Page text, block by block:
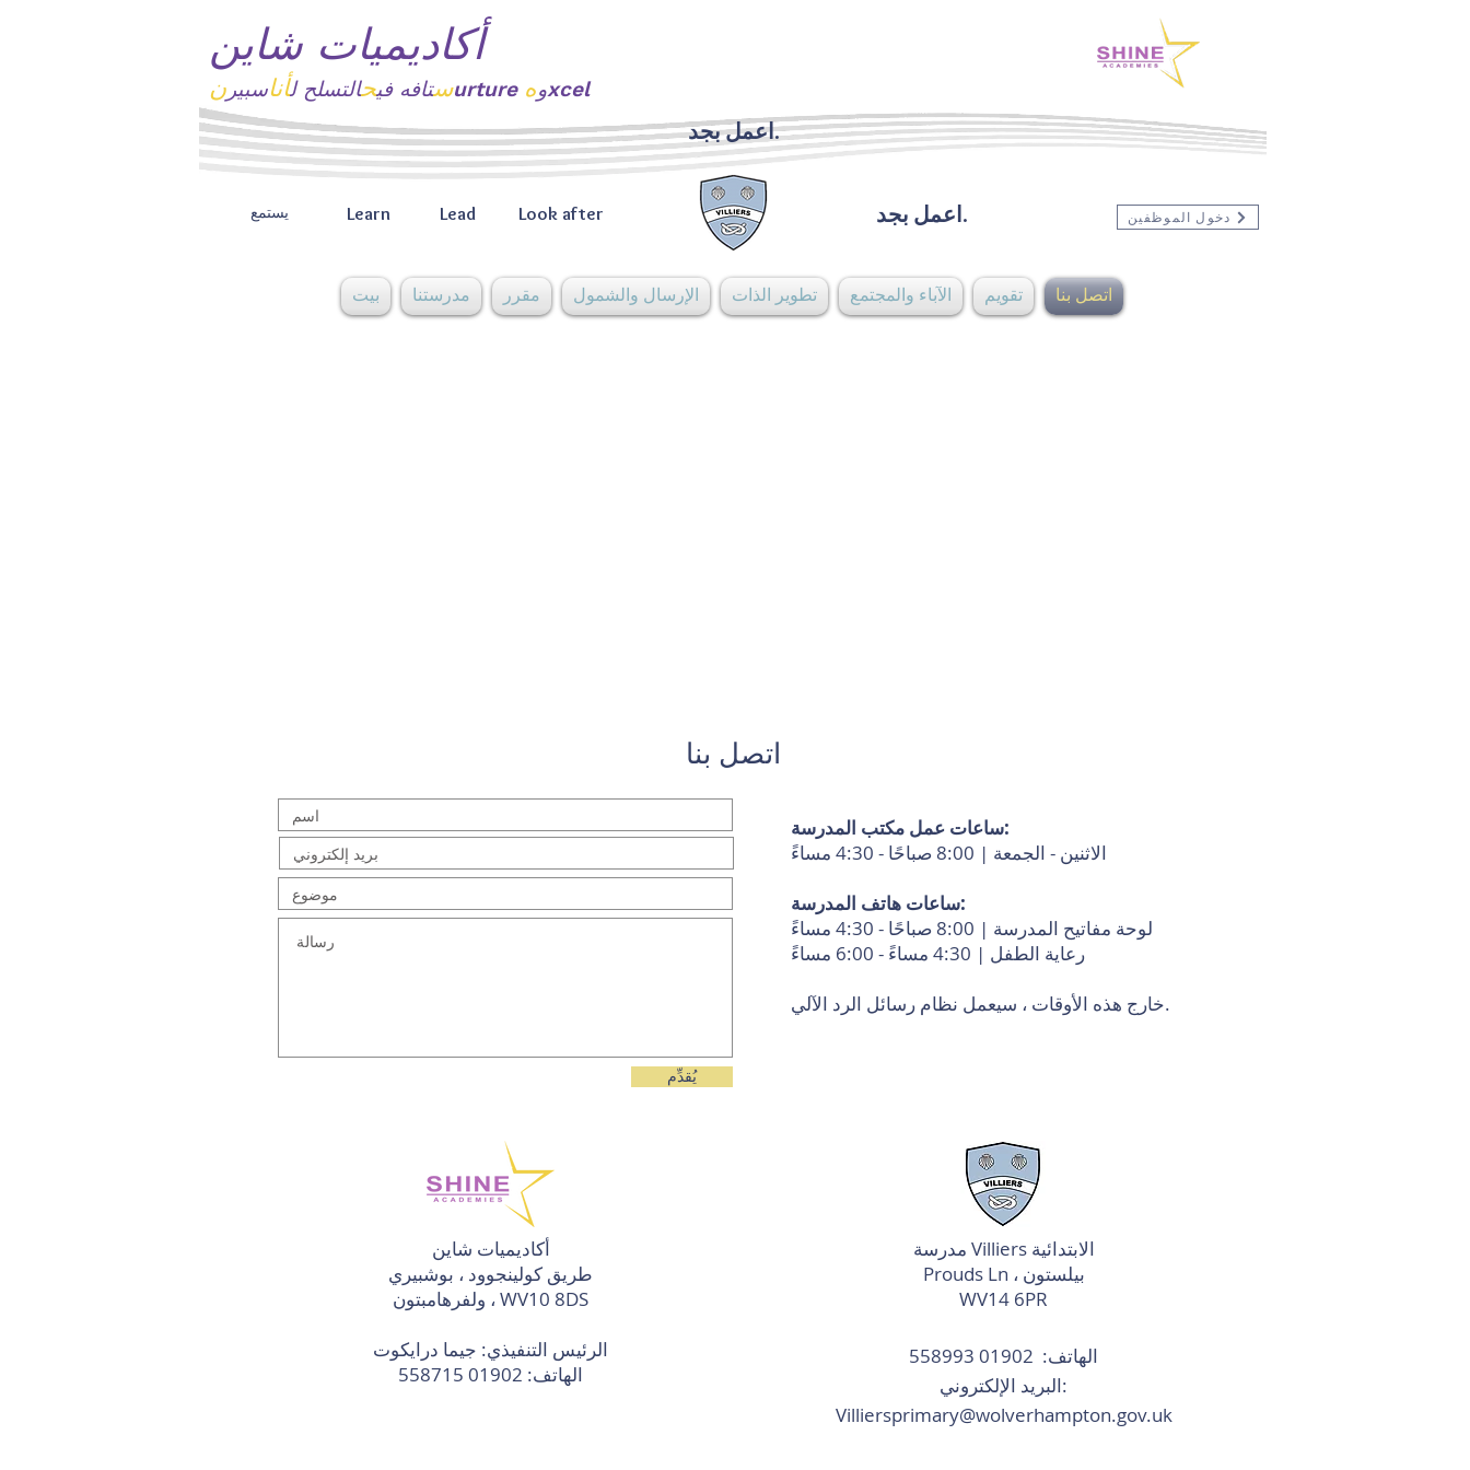
أكاديميات شاين
ستافه فيحالتسلح لأناسبير ن urture وه xcel
يستمع اعمل بجد. Learn Lead Look after دخول الموظفين
اعمل بجد.
بيت مدرستنا مقرر الإرسال والشمول تطوير الذات الآباء والمجتمع تقويم اتصل بنا
اتصل بنا
يُقدِّم
أكاديميات شاين
طريق كولينجوود ، بوشبيري
ولفرهامبتون ، WV10 8DS
الرئيس التنفيذي: جيما درايكوت
الهاتف:
ساعات عمل مكتب المدرسة:
الاثنين - الجمعة | 8:00 صباحًا - 4:30 مساءً
ساعات هاتف المدرسة:
لوحة مفاتيح المدرسة | 8:00 صباحًا - 4:30 مساءً
رعاية الطفل | 4:30 مساءً - 6:00 مساءً
خارج هذه الأوقات ، سيعمل نظام رسائل الرد الآلي.
مدرسة Villiers الابتدائية
Prouds Ln ، بيلستون
WV14 6PR
الهاتف: 01902 558993
البريد الإلكتروني:
Villiersprimary@wolverhampton.gov.uk